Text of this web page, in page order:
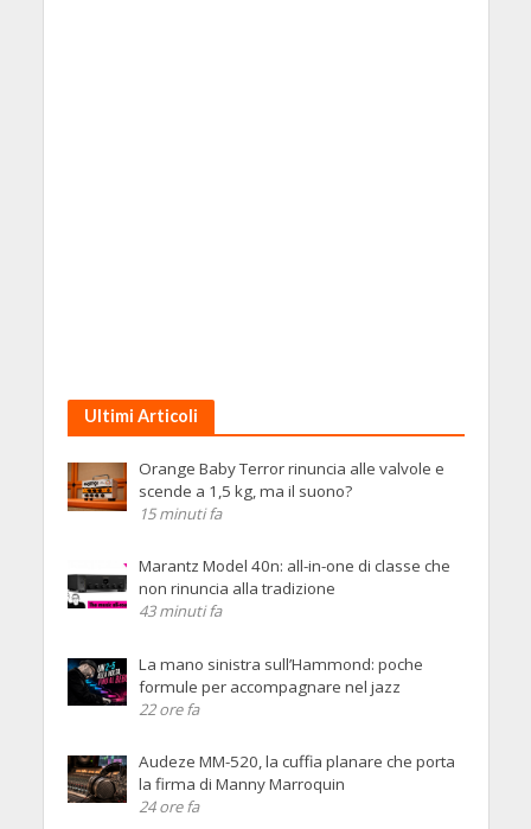
Ultimi Articoli
Orange Baby Terror rinuncia alle valvole e
scende a 1,5 kg, ma il suono?
15 minuti fa
Marantz Model 40n: all-in-one di classe che
non rinuncia alla tradizione
43 minuti fa
La mano sinistra sull’Hammond: poche
formule per accompagnare nel jazz
22 ore fa
Audeze MM-520, la cuffia planare che porta
la firma di Manny Marroquin
24 ore fa